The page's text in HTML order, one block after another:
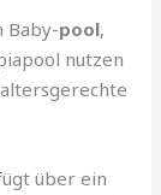
Baby-pool,
nutzen
über ein